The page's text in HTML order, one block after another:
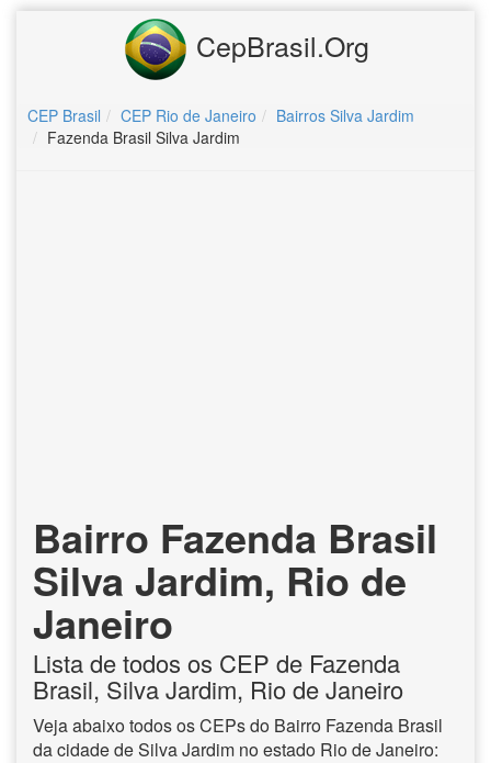
CepBrasil.Org
CEP Brasil CEP Rio de Janeiro
Bairros Silva Jardim
Fazenda Brasil Silva Jardim
Bairro Fazenda Brasil
Silva Jardim, Rio de
Janeiro
Lista de todos os CEP de Fazenda
Brasil, Silva Jardim, Rio de Janeiro
Veja abaixo todos os CEPs do Bairro Fazenda Brasil
da cidade de Silva Jardim no estado Rio de Janeiro: